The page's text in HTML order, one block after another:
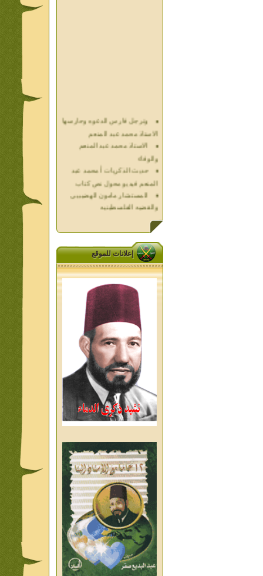
الاستاذ محمد عبد المنعم
المنعم فيديو محول نص كتاب
والقضيه الفلسطينيه
العداله الغائبه ( الدرع الواقى )
خواطر الحج
الاخوان فى حرب فلسطين
حكايات من التراث الجزء الاول
من اعلام الاخوان المسلمين
المعاصرين الجزء الثانى
ديوان شعر الاخوان فى القلب
تاليف الشيخ على متولى
تفاصيل جنازة الشهيد احمد
النيسى وعمر شاهين 1952
جمعه امين ومواقف ساعدت
الامام البنا فى تكوين شخصي
الاستاذ جمعه امين وعبقرية
الامام البنا
الشمائل المحمديه دكتور يحيى
غزب
واليوم والغد
من تراث د احمد العسال
العلمانية
كلمات رمضانية الشيخ عيسى
عبد العليم
قبسات رمضانية الشيخ عيسى
عبد العليم
إعلانات للموقع